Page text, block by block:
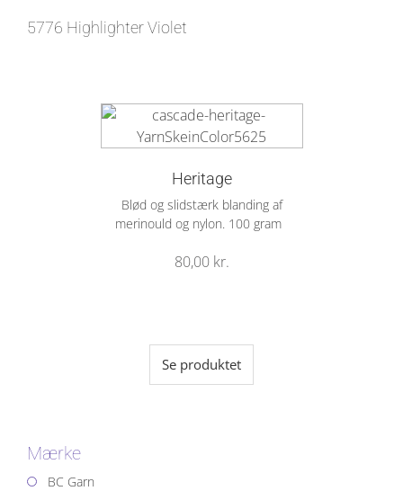
5776 Highlighter Violet
Heritage
Blød og slidstærk blanding af
merinould og nylon. 100 gram
80,00 kr.
Se produktet
Mærke
BC Garn